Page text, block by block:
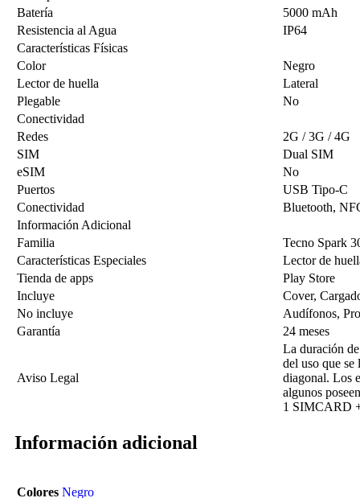
Batería
5000 mAh
Resistencia al Agua
IP64
Características Físicas
Color
Negro
Lector de huella
Lateral
Plegable
No
Conectividad
Redes
2G / 3G / 4G
SIM
Dual SIM
eSIM
No
Puertos
USB Tipo-C
Conectividad
Bluetooth,
Información Adicional
Familia
Tecno Spark
Características Especiales
Lector de
Tienda de apps
Play Store
Incluye
Cover,
No incluye
Audífonos,
Garantía
24 meses
Aviso Legal
La duración
del uso que se
diagonal. Los
algunos
1 SIMCARD
Información adicional
Colores Negro